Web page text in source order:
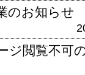
のお知らせ
ジ閲覧不可